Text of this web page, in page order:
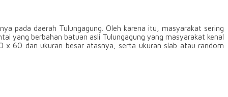
pada daerah Tulungagung. Oleh karena itu, masyarakat sering
yang berbahan batuan asli Tulungagung yang masyarakat kenal
x 60 dan ukuran besar atasnya, serta ukuran slab atau random